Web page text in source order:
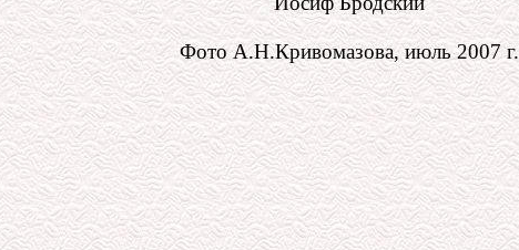
Фото А.Н.Кривомазова, июль 2007 г.